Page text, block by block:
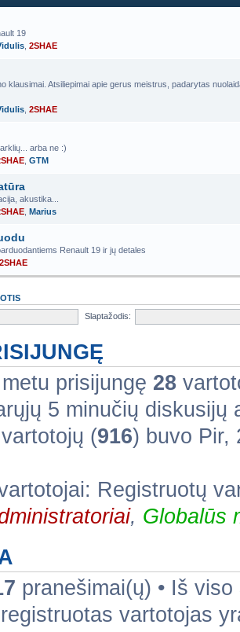
19
2SHAE
klausimai. Atsiliepimai apie gerus meistrus, padarytas
2SHAE
arba ne :)
GTM
akustika...
Marius
Renault 19 ir jų detales
2SHAE
Slaptažodis:
prisijungę 28
5 minučių diskusijų
(916) buvo Pir,
Registruotų
, Globalūs
pranešimai(ų) • Iš viso
vartotojas